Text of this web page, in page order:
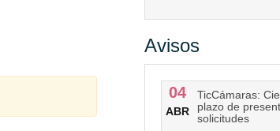
Avisos
04
ABR
TicCámaras:
plazo de
solicitudes